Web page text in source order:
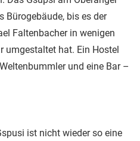
Bürogebäude, bis es der
Faltenbacher in wenigen
umgestaltet hat. Ein Hostel
und eine Bar –
ist nicht wieder so eine